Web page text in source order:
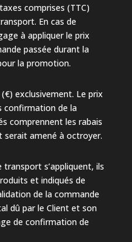
comprises (TTC)
En cas de
à appliquer le prix
passée durant la
la promotion.
exclusivement. Le prix
confirmation de la
comprennent les rabais
serait amené à octroyer.
transport s’appliquent, ils
et indiqués de
de la commande
dû par le Client et son
de confirmation de